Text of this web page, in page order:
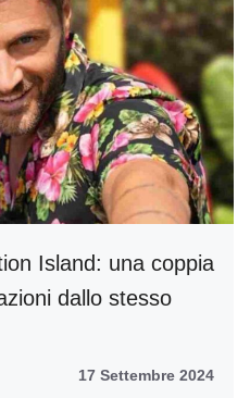
Island: una coppia
dallo stesso
17 Settembre 2024